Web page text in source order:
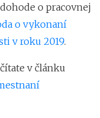
o pracovnej
o vykonaní
v roku 2019.
v článku